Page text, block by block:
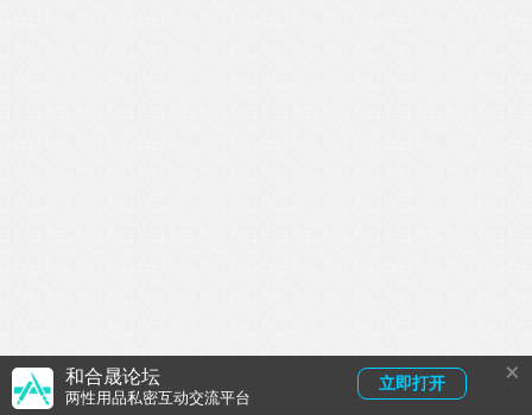
和合晟论坛
两性用品私密互动交流平台
立即打开 ×